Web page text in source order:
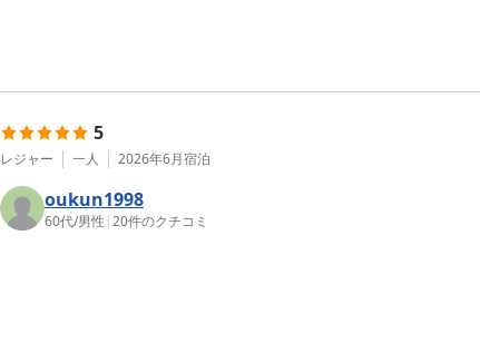
5
レジャー 一人 2026年6月宿泊
oukun1998
60代/男性 |20件のクチコミ